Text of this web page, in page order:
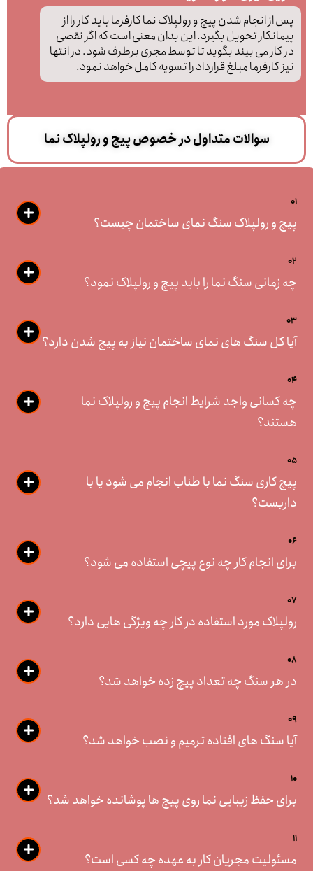
پس از انجام شدن پیچ و رولپلاک نما کارفرما باید کار را از
پیمانکار تحویل بگیرد. این بدان معنی است که اگر نقصی
در کار می بیند بگوید تا توسط مجری برطرف شود. در انتها
نیز کارفرما مبلغ قرارداد را تسویه کامل خواهد نمود.
سوالات متداول در خصوص پیچ و رولپلاک نما
01
پیچ و رولپلاک سنگ نمای ساختمان چیست؟
02
چه زمانی سنگ نما را باید پیچ و رولپلاک نمود؟
03
آیا کل سنگ های نمای ساختمان نیاز به پیچ شدن دارد؟
04
چه کسانی واجد شرایط انجام پیچ و رولپلاک نما
هستند؟
05
پیچ کاری سنگ نما با طناب انجام می شود یا با
داربست؟
06
برای انجام کار چه نوع پیچی استفاده می شود؟
07
رولپلاک مورد استفاده در کار چه ویژگی هایی دارد؟
08
در هر سنگ چه تعداد پیچ زده خواهد شد؟
09
آیا سنگ های افتاده ترمیم و نصب خواهد شد؟
10
برای حفظ زیبایی نما روی پیچ ها پوشانده خواهد شد؟
11
مسئولیت مجریان کار به عهده چه کسی است؟